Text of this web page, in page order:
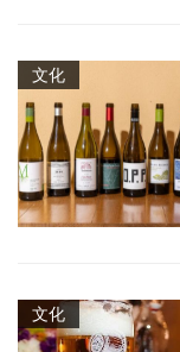
文化
文化